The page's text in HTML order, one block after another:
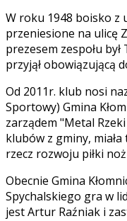
W roku 1948 boisko z
przeniesione na ulicę
prezesem zespołu był
przyjął obowiązującą
Od 2011r. klub nosi
Sportowy) Gmina
zarządem "Metal
klubów z gminy,
rzecz rozwoju piłki
Obecnie Gmina
Spychalskiego gra w
jest Artur Raźniak i